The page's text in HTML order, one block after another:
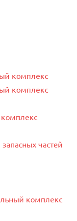
комплекс
комплекс
частей
комплекс